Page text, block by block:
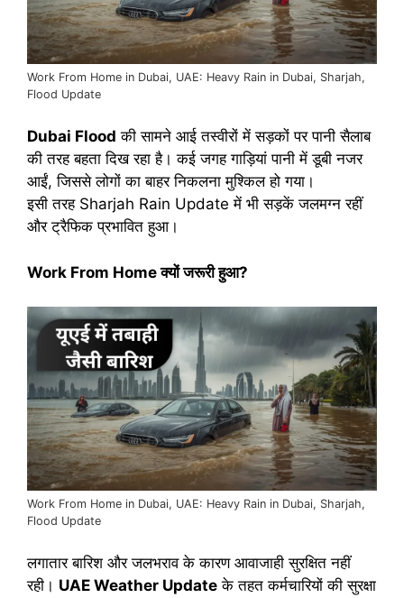
Work From Home in Dubai, UAE: Heavy Rain in Dubai, Sharjah,
Flood Update
Dubai Flood की सामने आई तस्वीरों में सड़कों पर पानी सैलाब
की तरह बहता दिख रहा है। कई जगह गाड़ियां पानी में डूबी नजर
आईं, जिससे लोगों का बाहर निकलना मुश्किल हो गया।
इसी तरह Sharjah Rain Update में भी सड़कें जलमग्न रहीं
और ट्रैफिक प्रभावित हुआ।
Work From Home क्यों जरूरी हुआ?
Work From Home in Dubai, UAE: Heavy Rain in Dubai, Sharjah,
Flood Update
लगातार बारिश और जलभराव के कारण आवाजाही सुरक्षित नहीं
रही। UAE Weather Update के तहत कर्मचारियों की सुरक्षा